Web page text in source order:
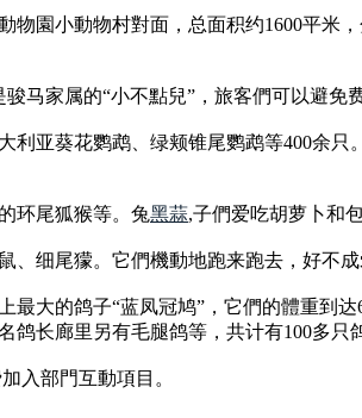
園小動物村對面，总面积约1600平米
马家属的“小不點兒”，旅客們可以避免
亚葵花鹦鹉、绿颊锥尾鹦鹉等400余
环尾狐猴等。兔黑蒜,子們爱吃胡萝卜和
、细尾獴。它們機動地跑来跑去，好不
大的鸽子“蓝凤冠鸠”，它們的體重到
鸽长廊里另有毛腿鸽等，共计有100多只
入部門互動項目。